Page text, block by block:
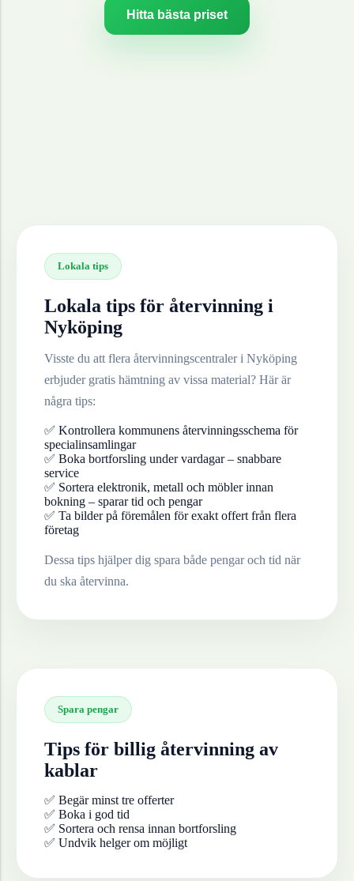
Hitta bästa priset
Lokala tips
Lokala tips för återvinning i
Nyköping
Visste du att flera återvinningscentraler i Nyköping
erbjuder gratis hämtning av vissa material? Här är
några tips:
✅ Kontrollera kommunens återvinningsschema för
specialinsamlingar
✅ Boka bortforsling under vardagar – snabbare
service
✅ Sortera elektronik, metall och möbler innan
bokning – sparar tid och pengar
✅ Ta bilder på föremålen för exakt offert från flera
företag
Dessa tips hjälper dig spara både pengar och tid när
du ska återvinna.
Spara pengar
Tips för billig återvinning av
kablar
✅ Begär minst tre offerter
✅ Boka i god tid
✅ Sortera och rensa innan bortforsling
✅ Undvik helger om möjligt